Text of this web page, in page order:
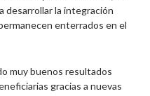
desarrollar la integración
enterrados en el
muy buenos resultados
gracias a nuevas